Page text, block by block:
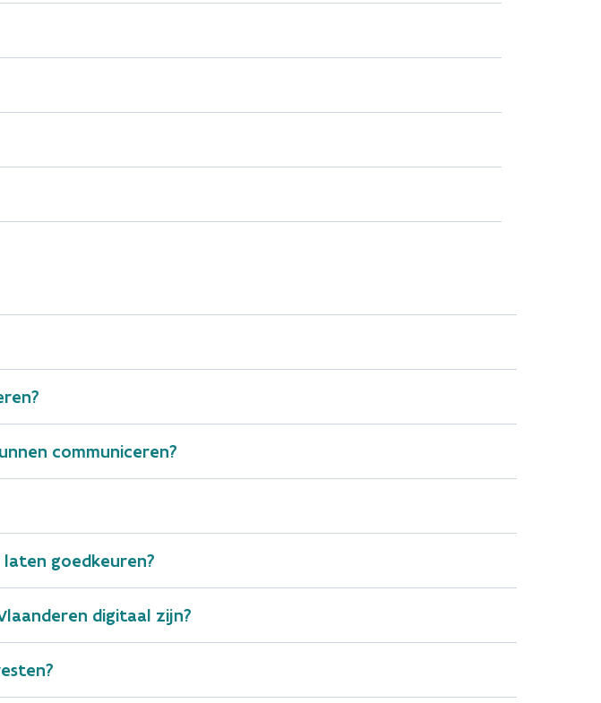
inzamelpunt van afvalstoffen op het bedrijventerrein
bijproducten en afgeleide producten
ondernemingen, BTW-nummer voor buitenlandse
Voor wie?
publiek
publiek
communiceren?
goedkeuren?
digitaal zijn?